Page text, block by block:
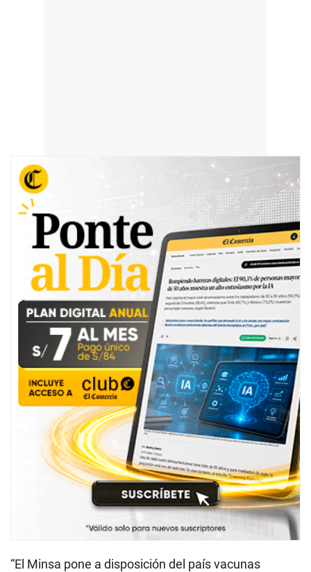
“El Minsa pone a disposición del país vacunas